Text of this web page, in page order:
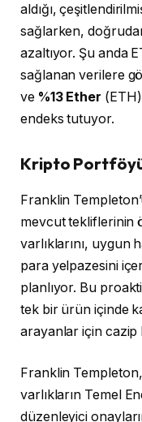
aldığı,
sağlarken,
azaltıyor. Şu anda
sağlanan verilere
ve %13 Ether
endeks tutuyor.
Kripto
Franklin
mevcut tekliflerinin
varlıklarını, uygun
para yelpazesini
planlıyor. Bu
tek bir ürün içinde
arayanlar için cazip
Franklin
varlıkların Temel
düzenleyici